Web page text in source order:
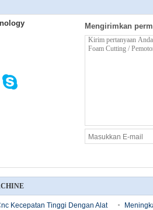
Mengirimkan
Kecepatan Tinggi Dengan Alat